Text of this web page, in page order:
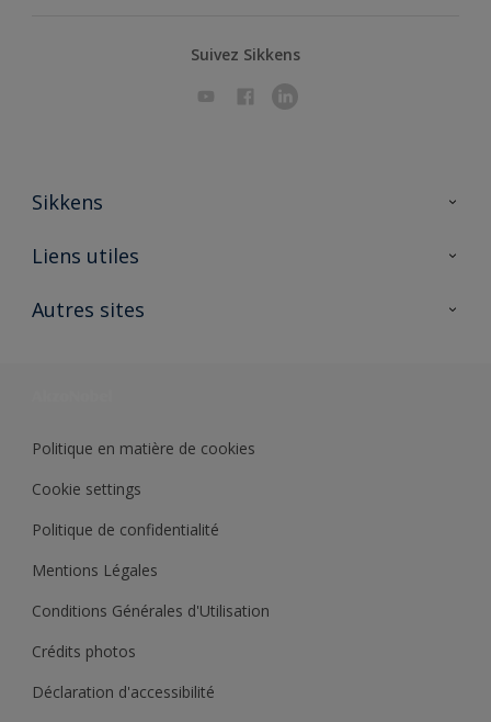
Suivez Sikkens
Sikkens
A propos de Sikkens
Liens utiles
Ouvrir un magasin PASS
Autres sites
Politique en matière de cookies
Cookie settings
Politique de confidentialité
Mentions Légales
Conditions Générales d'Utilisation
Crédits photos
Déclaration d'accessibilité